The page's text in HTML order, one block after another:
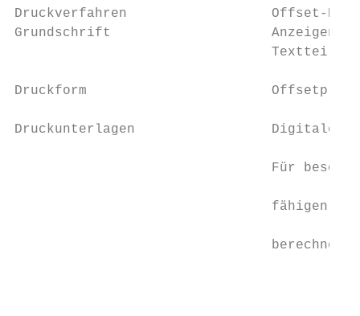
Druckverfahren                  Offset-
Grundschrift
Textteil
Druckform                       Offsetplatte,
Druckunterlagen                 Digitale
Für
fähigen
berechnet.